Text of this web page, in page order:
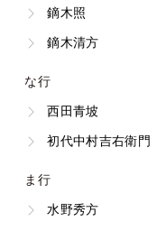
鏑木照
鏑木清方
な行
西田青坡
初代中村吉右衛門
ま行
水野秀方